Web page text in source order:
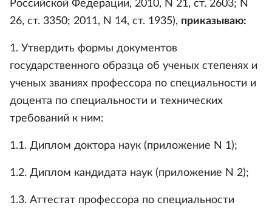
Российской Федерации, 2010, N 21, ст. 2603; N
26, ст. 3350; 2011, N 14, ст. 1935), приказываю:
1. Утвердить формы документов
государственного образца об ученых степенях и
ученых званиях профессора по специальности и
доцента по специальности и технических
требований к ним:
1.1. Диплом доктора наук (приложение N 1);
1.2. Диплом кандидата наук (приложение N 2);
1.3. Аттестат профессора по специальности